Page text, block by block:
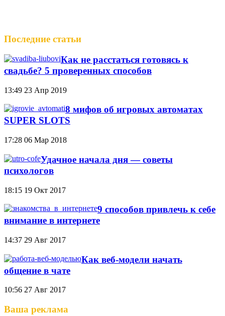
Последние статьи
Как не расстаться готовясь к
свадьбе? 5 проверенных способов
13:49 23 Апр 2019
8 мифов об игровых автоматах
SUPER SLOTS
17:28 06 Мар 2018
Удачное начала дня — советы
психологов
18:15 19 Окт 2017
9 способов привлечь к себе
внимание в интернете
14:37 29 Авг 2017
Как веб-модели начать
общение в чате
10:56 27 Авг 2017
Ваша реклама